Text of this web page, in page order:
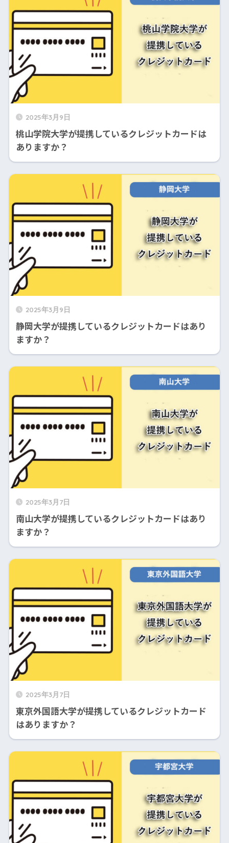
2025年3月9日
桃山学院大学が提携しているクレジットカードは
ありますか？
2025年3月9日
静岡大学が提携しているクレジットカードはあり
ますか？
2025年3月7日
南山大学が提携しているクレジットカードはあり
ますか？
2025年3月7日
東京外国語大学が提携しているクレジットカード
はありますか？